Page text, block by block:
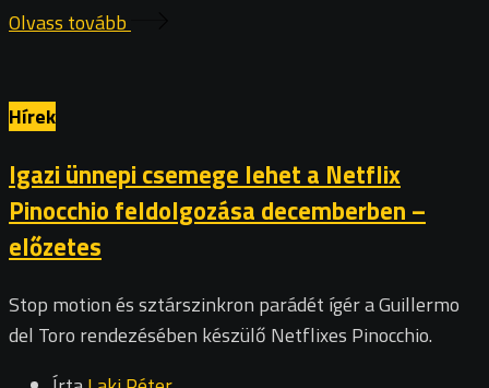
Olvass tovább
Hírek
Igazi ünnepi csemege lehet a Netflix
Pinocchio feldolgozása decemberben –
előzetes
Stop motion és sztárszinkron parádét ígér a Guillermo
del Toro rendezésében készülő Netflixes Pinocchio.